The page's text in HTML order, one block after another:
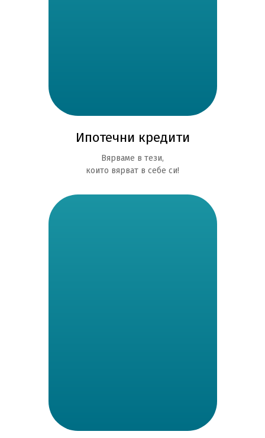
Ипотечни кредити
Вярваме в тези,
които вярват в себе си!